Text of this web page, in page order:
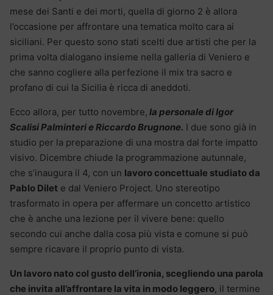
mese dei Santi e dei morti, quella di giorno 2 è allora
l’occasione per affrontare una tematica molto cara ai
siciliani. Per questo sono stati scelti due artisti che per la
prima volta dialogano insieme nella galleria di Veniero e
che sanno cogliere alla perfezione il mix tra sacro e
profano di cui la Sicilia è ricca di aneddoti.
Ecco allora, per tutto novembre, la personale di Igor
Scalisi Palminteri e Riccardo Brugnone. I due sono già in
studio per la preparazione di una mostra dal forte impatto
visivo. Dicembre chiude la programmazione autunnale,
che s’inaugura il 4, con un lavoro concettuale studiato da
Pablo Dilet e dal Veniero Project. Uno stereotipo
trasformato in opera per affermare un concetto artistico
che è anche una lezione per il vivere bene: quello
secondo cui anche dalla cosa più vista e comune si può
sempre ricavare il proprio punto di vista.
Un lavoro nato col gusto dell’ironia, scegliendo una parola
che invita all’affrontare la vita in modo leggero, il termine